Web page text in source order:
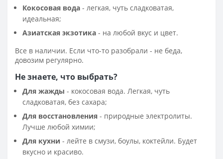
Кокосовая вода - легкая, чуть сладковатая,
идеальная;
Азиатская экзотика - на любой вкус и цвет.
Все в наличии. Если что-то разобрали - не беда,
довозим регулярно.
Не знаете, что выбрать?
Для жажды - кокосовая вода. Легкая, чуть
сладковатая, без сахара;
Для восстановления - природные электролиты.
Лучше любой химии;
Для кухни - лейте в смузи, боулы, коктейли. Будет
вкусно и красиво.